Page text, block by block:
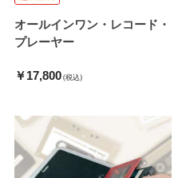
オールインワン・レコード・
プレーヤー
￥17,800 (税込)